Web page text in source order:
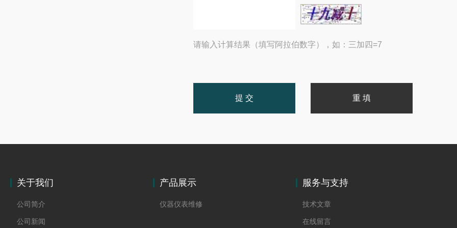
请输入计算结果（填写阿拉伯数字），如：三加四=7
关于我们
公司简介
公司新闻
产品展示
仪器仪表维修
服务与支持
技术文章
在线留言